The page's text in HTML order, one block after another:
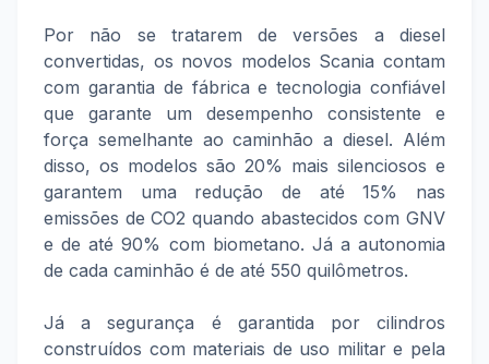
Por não se tratarem de versões a diesel
convertidas, os novos modelos Scania contam
com garantia de fábrica e tecnologia confiável
que garante um desempenho consistente e
força semelhante ao caminhão a diesel. Além
disso, os modelos são 20% mais silenciosos e
garantem uma redução de até 15% nas
emissões de CO2 quando abastecidos com GNV
e de até 90% com biometano. Já a autonomia
de cada caminhão é de até 550 quilômetros.
Já a segurança é garantida por cilindros
construídos com materiais de uso militar e pela